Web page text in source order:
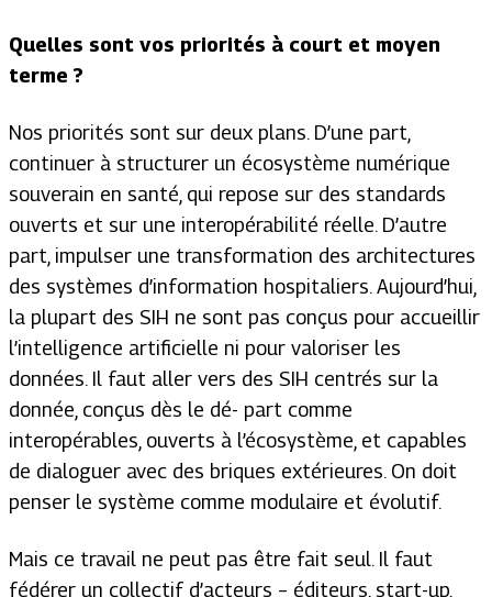
Quelles sont vos priorités à court et moyen
terme ?
Nos priorités sont sur deux plans. D’une part,
continuer à structurer un écosystème numérique
souverain en santé, qui repose sur des standards
ouverts et sur une interopérabilité réelle. D’autre
part, impulser une transformation des architectures
des systèmes d’information hospitaliers. Aujourd’hui,
la plupart des SIH ne sont pas conçus pour accueillir
l’intelligence artificielle ni pour valoriser les
données. Il faut aller vers des SIH centrés sur la
donnée, conçus dès le dé- part comme
interopérables, ouverts à l’écosystème, et capables
de dialoguer avec des briques extérieures. On doit
penser le système comme modulaire et évolutif.
Mais ce travail ne peut pas être fait seul. Il faut
fédérer un collectif d’acteurs – éditeurs, start-up,